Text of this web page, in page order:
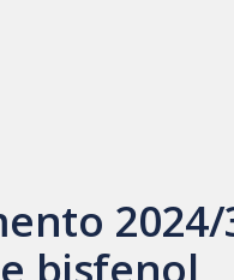
bisfenol